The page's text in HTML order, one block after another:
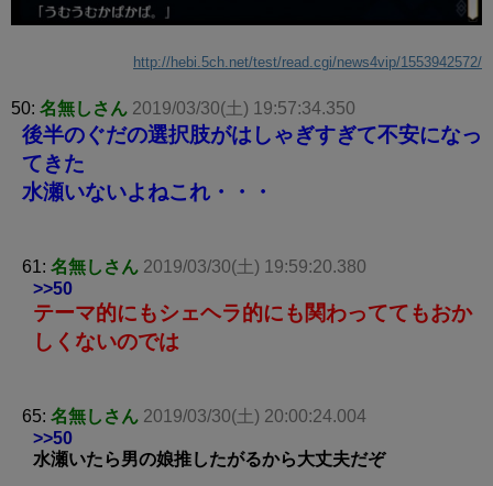
http://hebi.5ch.net/test/read.cgi/news4vip/1553942572/
50: 名無しさん 2019/03/30(土) 19:57:34.350
後半のぐだの選択肢がはしゃぎすぎて不安になっ
てきた
水瀬いないよねこれ・・・
61: 名無しさん 2019/03/30(土) 19:59:20.380
>>50
テーマ的にもシェヘラ的にも関わっててもおか
しくないのでは
65: 名無しさん 2019/03/30(土) 20:00:24.004
>>50
水瀬いたら男の娘推したがるから大丈夫だぞ